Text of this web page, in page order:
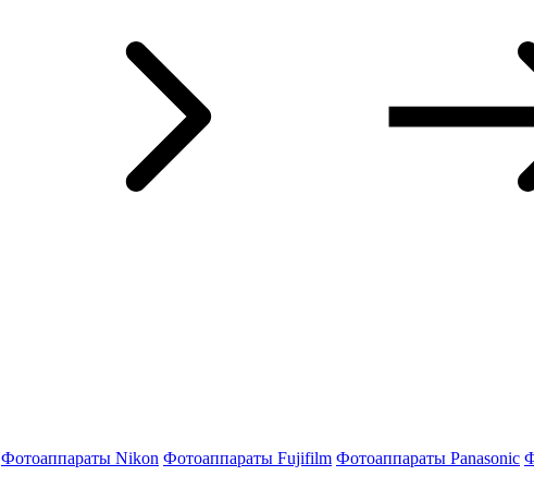
Фотоаппараты Nikon Фотоаппараты Fujifilm Фотоаппараты Panasonic